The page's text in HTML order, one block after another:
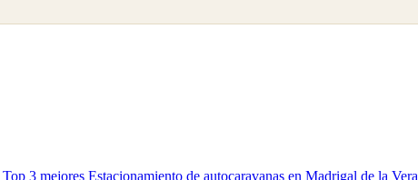
Top 3 mejores Estacionamiento de autocaravanas en Madrigal de la Vera